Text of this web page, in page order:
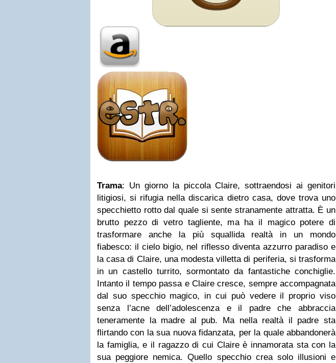
Trama: Un giorno la piccola Claire, sottraendosi ai genitori
litigiosi, si rifugia nella discarica dietro casa, dove trova uno
specchietto rotto dal quale si sente stranamente attratta. È un
brutto pezzo di vetro tagliente, ma ha il magico potere di
trasformare anche la più squallida realtà in un mondo
fiabesco: il cielo bigio, nel riflesso diventa azzurro paradiso e
la casa di Claire, una modesta villetta di periferia, si trasforma
in un castello turrito, sormontato da fantastiche conchiglie.
Intanto il tempo passa e Claire cresce, sempre accompagnata
dal suo specchio magico, in cui può vedere il proprio viso
senza l’acne dell’adolescenza e il padre che abbraccia
teneramente la madre al pub. Ma nella realtà il padre sta
flirtando con la sua nuova fidanzata, per la quale abbandonerà
la famiglia, e il ragazzo di cui Claire è innamorata sta con la
sua peggiore nemica. Quello specchio crea solo illusioni e